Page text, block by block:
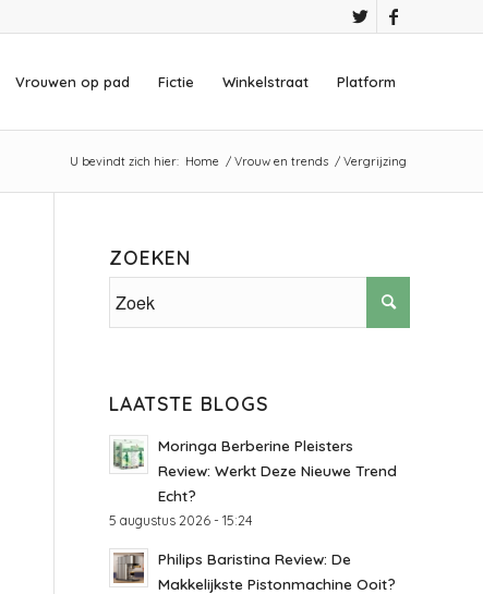
Vrouwen op pad Fictie Winkelstraat Platform
U bevindt zich hier: Home / Vrouw en trends / Vergrijzing
ZOEKEN
LAATSTE BLOGS
Moringa Berberine Pleisters
Review: Werkt Deze Nieuwe Trend
Echt?
5 augustus 2026 - 15:24
Philips Baristina Review: De
Makkelijkste Pistonmachine Ooit?